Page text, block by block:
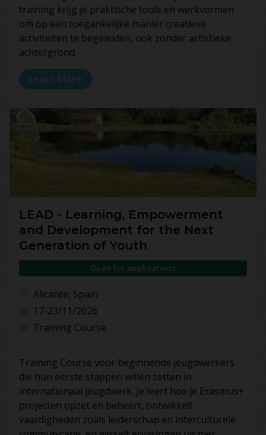
training krijg je praktische tools en werkvormen
om op een toegankelijke manier creatieve
activiteiten te begeleiden, ook zonder artistieke
achtergrond.
Learn More
LEAD - Learning, Empowerment
and Development for the Next
Generation of Youth
Open for applications
Alicante, Spain
17-23/11/2026
Training Course
Training Course voor beginnende jeugdwerkers
die hun eerste stappen willen zetten in
internationaal jeugdwerk. Je leert hoe je Erasmus+
projecten opzet en beheert, ontwikkelt
vaardigheden zoals leiderschap en interculturele